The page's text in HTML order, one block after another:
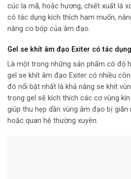
cúc la mã, hoắc hương, chiết xuất lá
có tác dụng kích thích ham muốn,
năng co bóp của âm đạo.
Gel se khít âm đạo Exiter có tác
Là một trong những sản phẩm có độ
gel se khít âm đạo Exiter có nhiều
đó nổi bật nhất là khả năng se khít
trong gel sẽ kích thích các cơ vùng
giúp thu hẹp dần vùng âm đạo bị
hoặc quan hệ thường xuyên.